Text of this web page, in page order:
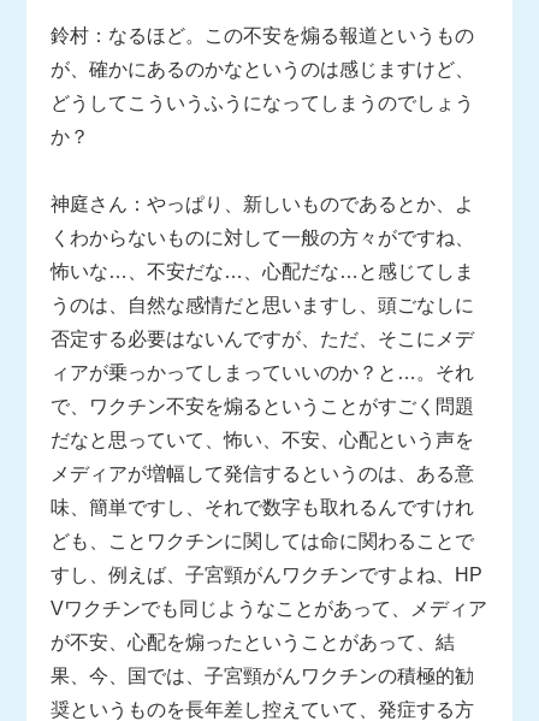
鈴村：なるほど。この不安を煽る報道というもの
が、確かにあるのかなというのは感じますけど、
どうしてこういうふうになってしまうのでしょう
か？
神庭さん：やっぱり、新しいものであるとか、よ
くわからないものに対して一般の方々がですね、
怖いな…、不安だな…、心配だな…と感じてしま
うのは、自然な感情だと思いますし、頭ごなしに
否定する必要はないんですが、ただ、そこにメデ
ィアが乗っかってしまっていいのか？と…。それ
で、ワクチン不安を煽るということがすごく問題
だなと思っていて、怖い、不安、心配という声を
メディアが増幅して発信するというのは、ある意
味、簡単ですし、それで数字も取れるんですけれ
ども、ことワクチンに関しては命に関わることで
すし、例えば、子宮頸がんワクチンですよね、HP
Vワクチンでも同じようなことがあって、メディア
が不安、心配を煽ったということがあって、結
果、今、国では、子宮頸がんワクチンの積極的勧
奨というものを長年差し控えていて、発症する方